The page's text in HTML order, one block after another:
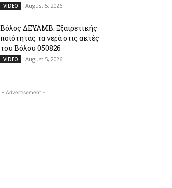
VIDEO August 5, 2026
Βόλος ΔΕΥΑΜΒ: Εξαιρετικής
ποιότητας τα νερά στις ακτές
του Βόλου 050826
VIDEO August 5, 2026
- Advertisement -